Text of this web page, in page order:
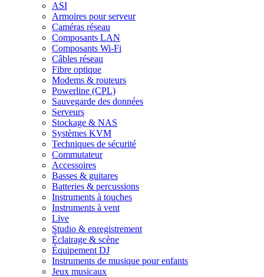
ASI
Armoires pour serveur
Caméras réseau
Composants LAN
Composants Wi-Fi
Câbles réseau
Fibre optique
Modems & routeurs
Powerline (CPL)
Sauvegarde des données
Serveurs
Stockage & NAS
Systèmes KVM
Techniques de sécurité
Commutateur
Accessoires
Basses & guitares
Batteries & percussions
Instruments à touches
Instruments à vent
Live
Studio & enregistrement
Éclairage & scène
Équipement DJ
Instruments de musique pour enfants
Jeux musicaux